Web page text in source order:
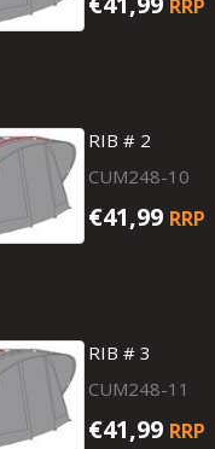
RRP
RIB # 2
CUM248-10
€41,99 RRP
RIB # 3
CUM248-11
€41,99 RRP